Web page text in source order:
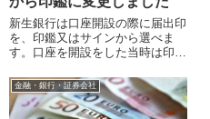
新生銀行は口座開設の際に届出印
を、印鑑又はサインから選べま
す。口座を開設をした当時は印鑑
しました。外資系企業などでサイ
ンをする機会...
金融・銀行・証券会社